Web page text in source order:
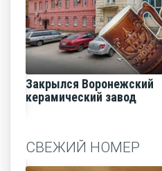
Закрылся Воронежский
керамический завод
СВЕЖИЙ НОМЕР